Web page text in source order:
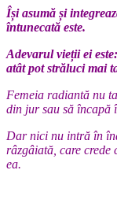
Își asumă și
întunecată este.
Adevarul vieții ei
atât pot străluci mai
Femeia radiantă nu
din jur sau să încapă
Dar nici nu intră în
râzgâiată, care crede
ea.